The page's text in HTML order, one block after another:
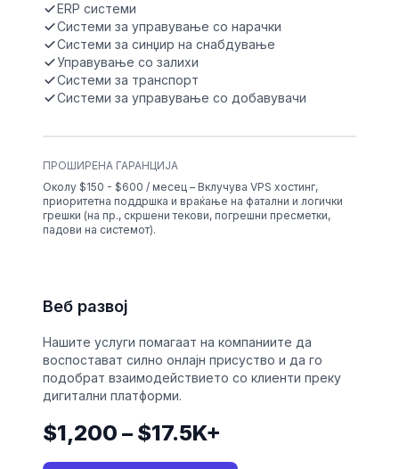
ERP системи
Системи за управување со нарачки
Системи за синџир на снабдување
Управување со залихи
Системи за транспорт
Системи за управување со добавувачи
ПРОШИРЕНА ГАРАНЦИЈА
Околу $150 - $600 / месец – Вклучува VPS хостинг,
приоритетна поддршка и враќање на фатални и логички
грешки (на пр., скршени текови, погрешни пресметки,
падови на системот).
Веб развој
Нашите услуги помагаат на компаниите да
воспостават силно онлајн присуство и да го
подобрат взаимодействието со клиенти преку
дигитални платформи.
$1,200 – $17.5K+